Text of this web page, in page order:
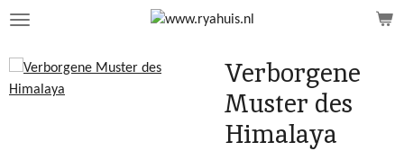
Ga
naar
de
Verborgene
Muster des
Himalaya